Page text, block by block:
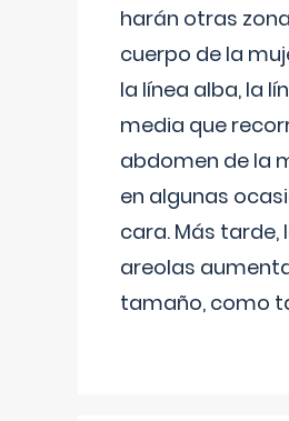
harán otras
cuerpo de la
la línea alba, la
media que
abdomen de la
en algunas
cara. Más tarde,
areolas
tamaño, como